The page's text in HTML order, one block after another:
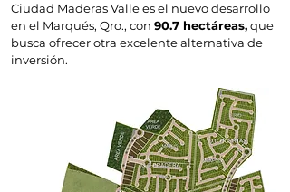
Ciudad Maderas Valle es el nuevo desarrollo
en el Marqués, Qro., con 90.7 hectáreas,que
busca ofrecer otra excelente alternativa de
inversión.